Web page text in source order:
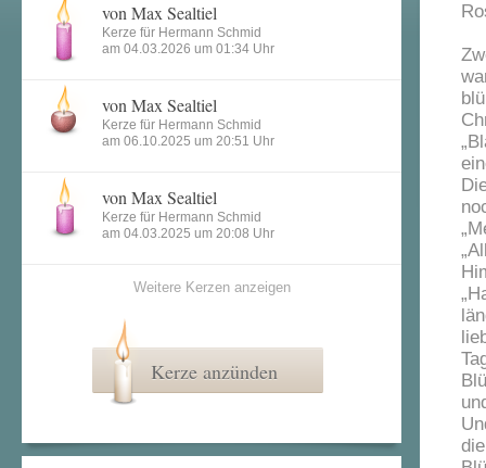
von Max Sealtiel
Kerze für Hermann Schmid
am 04.03.2026 um 01:34 Uhr
von Max Sealtiel
Kerze für Hermann Schmid
am 06.10.2025 um 20:51 Uhr
von Max Sealtiel
Kerze für Hermann Schmid
am 04.03.2025 um 20:08 Uhr
Weitere Kerzen anzeigen
Kerze anzünden